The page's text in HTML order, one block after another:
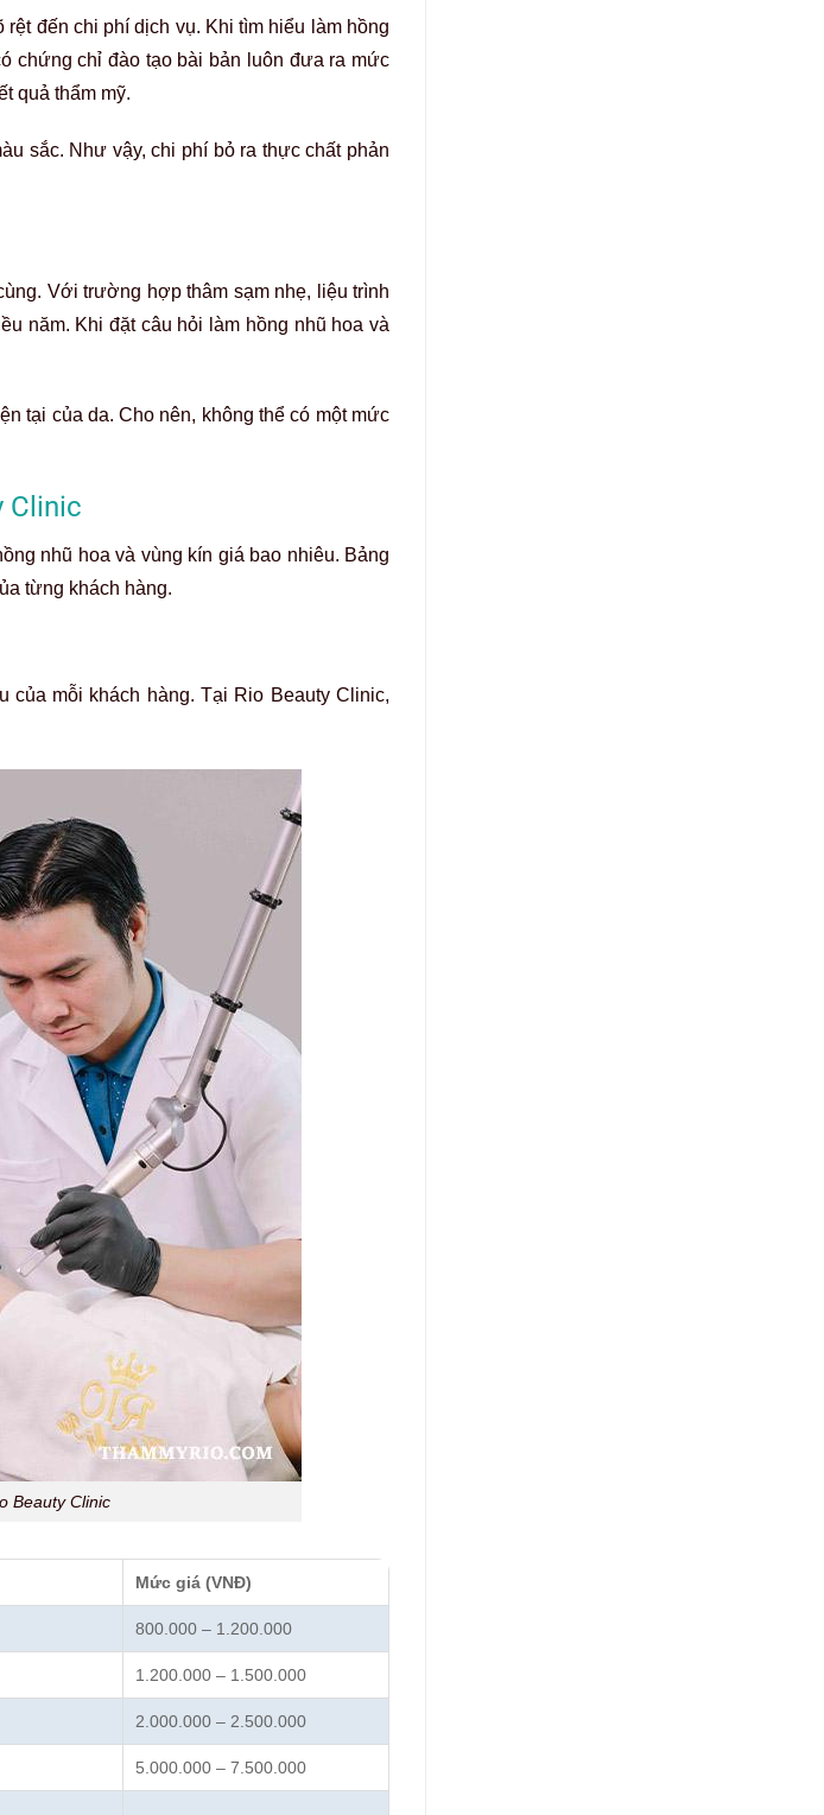
đến chi phí dịch vụ. Khi tìm hiểu làm hồng
chứng chỉ đào tạo bài bản luôn đưa ra mức
quả thẩm mỹ.
sắc. Như vậy, chi phí bỏ ra thực chất phản
Với trường hợp thâm sạm nhẹ, liệu trình
năm. Khi đặt câu hỏi làm hồng nhũ hoa và
tại của da. Cho nên, không thể có một mức
Clinic
nhũ hoa và vùng kín giá bao nhiêu. Bảng
từng khách hàng.
của mỗi khách hàng. Tại Rio Beauty Clinic,
Beauty Clinic
Mức giá (VNĐ)
800.000 – 1.200.000
1.200.000 – 1.500.000
2.000.000 – 2.500.000
5.000.000 – 7.500.000